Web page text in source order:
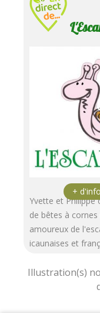
Yvette et Philippe
de bêtes à
amoureux de
icaunaises et